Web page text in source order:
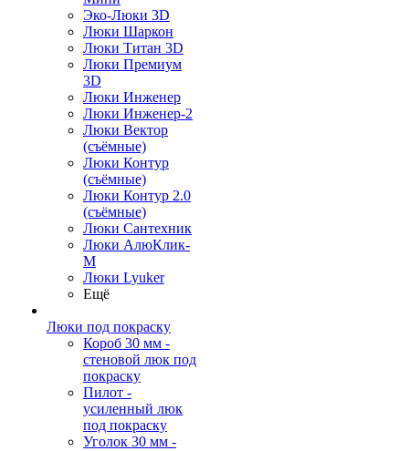
Эко-Люки 3D
Люки Шаркон
Люки Титан 3D
Люки Премиум
3D
Люки Инженер
Люки Инженер-2
Люки Вектор
(съёмные)
Люки Контур
(съёмные)
Люки Контур 2.0
(съёмные)
Люки Сантехник
Люки АлюКлик-
М
Люки Lyuker
Ещё
Люки под покраску
Короб 30 мм -
стеновой люк под
покраску
Пилот -
усиленный люк
под покраску
Уголок 30 мм -